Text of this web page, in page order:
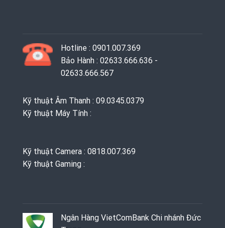
Hotline : 0901.007.369
Bảo Hành : 02633.666.636 -
02633.666.567
Kỹ thuật Âm Thanh : 09.0345.0379
Kỹ thuật Máy Tính :
Kỹ thuật Camera : 0818.007.369
Kỹ thuật Gaming ‭: ‬
Ngân Hàng VietComBank Chi nhánh Đức